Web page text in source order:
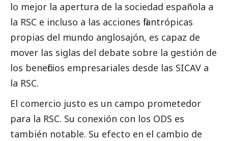
lo mejor la apertura de la sociedad española a
la RSC e incluso a las acciones filantrópicas
propias del mundo anglosajón, es capaz de
mover las siglas del debate sobre la gestión de
los beneficios empresariales desde las SICAV a
la RSC.
El comercio justo es un campo prometedor
para la RSC. Su conexión con los ODS es
también notable. Su efecto en el cambio de